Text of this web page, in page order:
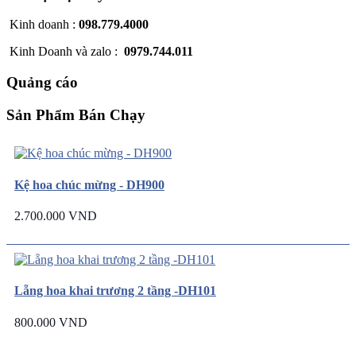
Kinh doanh : 098.779.4000
Kinh Doanh và zalo : 0979.744.011
Quảng cáo
Sản Phẩm Bán Chạy
Kệ hoa chúc mừng - DH900
2.700.000 VND
Lẵng hoa khai trương 2 tầng -DH101
800.000 VND